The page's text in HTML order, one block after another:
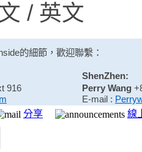
/ 英文
的細節，歡迎聯繫：
ShenZhen:
916
Perry Wang
E-mail :
分享 線